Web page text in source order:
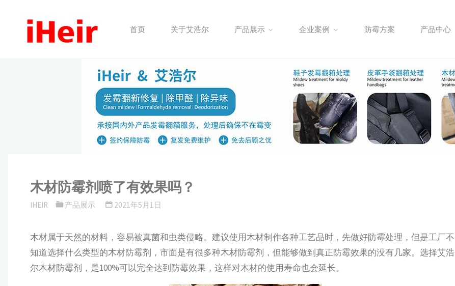
首页 关于艾浩尔 产品展示 企业案例 防霉方案 产品中心
木材防霉剂喷了有效果吗？
IHEIR 产品展示 2021年5月1日
木材属于天然的材料，容易被真菌和虫类侵略。建议使用木材制作各种工艺品时，先做好防霉处理，但是工厂不
知道选择什么类型的木材防霉剂，市面是有很多种木材防霉剂，但能够做到真正防霉效果的没有几家。选择艾浩
尔木材防霉剂，是100%可以完全达到防霉效果，这样对木材的使用寿命也会延长。